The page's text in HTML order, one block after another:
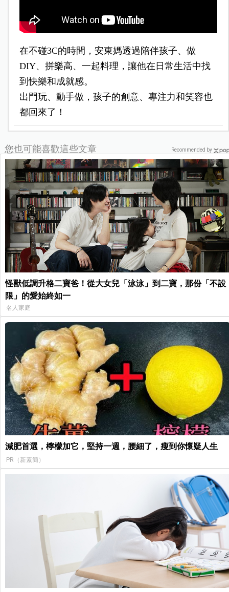
在不碰3C的時間，安東媽透過陪伴孩子、做
DIY、拼樂高、一起料理，讓他在日常生活中找
到快樂和成就感。
出門玩、動手做，孩子的創意、專注力和笑容也
都回來了！
您也可能喜歡這些文章
怪獸低調升格二寶爸！從大女兒「泳泳」到二寶，那份「不設
限」的愛始終如一
名人家庭
減肥首選，檸檬加它，堅持一週，腰細了，瘦到你懷疑人生
PR（新素簡）
Recommended by